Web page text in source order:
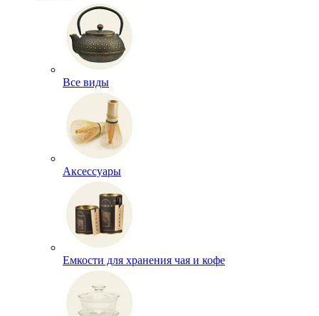
Все виды
Аксессуары
Емкости для хранения чая и кофе